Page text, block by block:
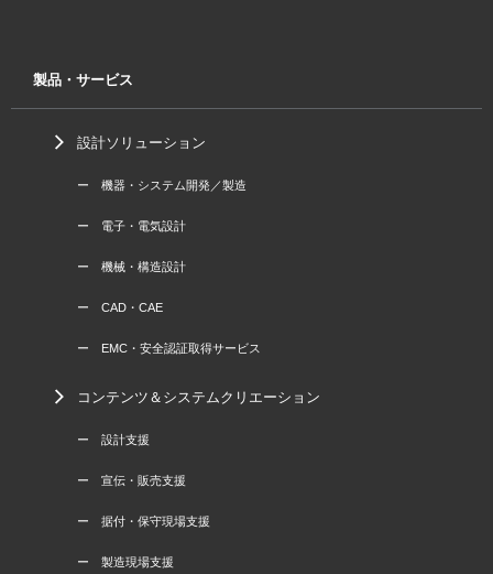
製品・サービス
設計ソリューション
ー 機器・システム開発／製造
ー 電子・電気設計
ー 機械・構造設計
ー CAD・CAE
ー EMC・安全認証取得サービス
コンテンツ＆システムクリエーション
ー 設計支援
ー 宣伝・販売支援
ー 据付・保守現場支援
ー 製造現場支援